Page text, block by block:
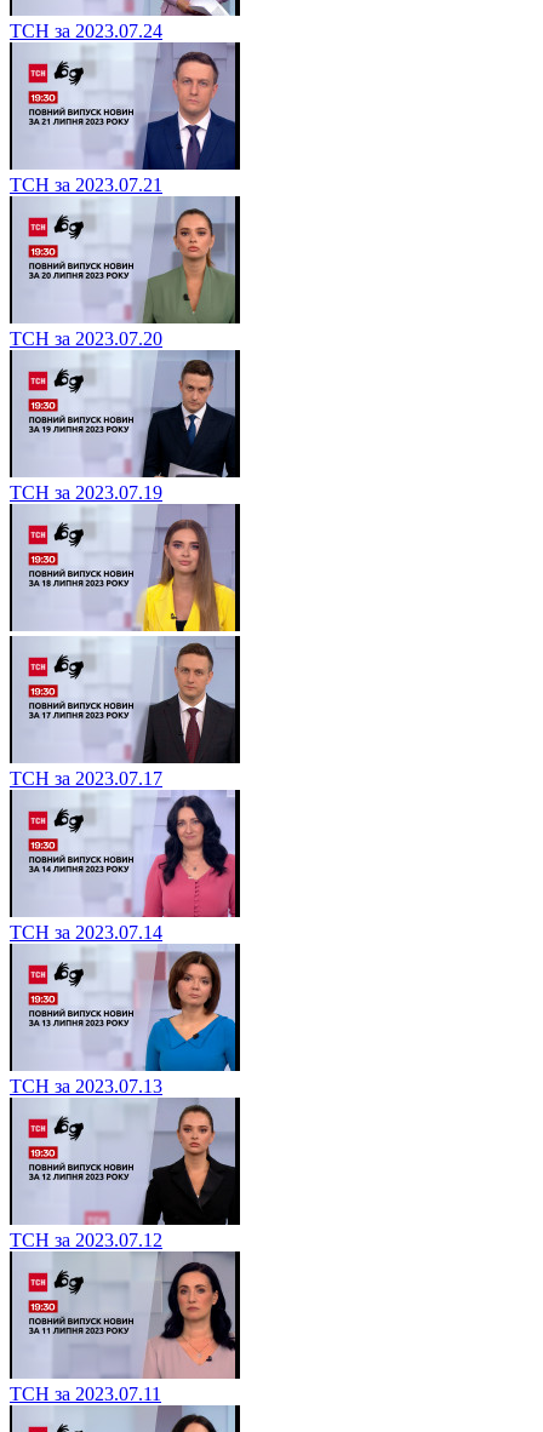
ТСН за 2023.07.24
ТСН за 2023.07.21
ТСН за 2023.07.20
ТСН за 2023.07.19
ТСН за 2023.07.17
ТСН за 2023.07.14
ТСН за 2023.07.13
ТСН за 2023.07.12
ТСН за 2023.07.11